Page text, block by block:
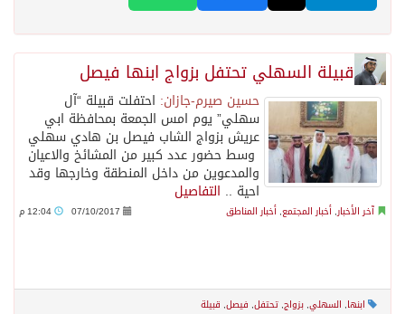
قبيلة السهلي تحتفل بزواج ابنها فيصل
حسين صيرم-جازان: احتفلت قبيلة “آل
سهلي” يوم امس الجمعة بمحافظة ابي
عريش بزواج الشاب فيصل بن هادي سهلي
وسط حضور عدد كبير من المشائخ والاعيان
والمدعوين من داخل المنطقة وخارجها وقد
احية .. التفاصيل
آخر الأخبار, أخبار المجتمع, أخبار المناطق 07/10/2017
ابنها, السهلي, بزواج, تحتفل, فيصل, قبيلة